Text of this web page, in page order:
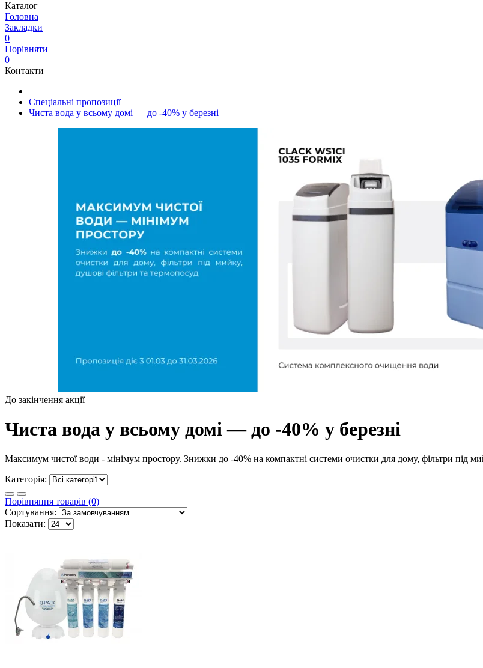
Каталог
Головна
Закладки
0
Порівняти
0
Контакти
Спеціальні пропозиції
Чиста вода у всьому домі — до -40% у березні
До закінчення акції
Чиста вода у всьому домі — до -40% у березні
Максимум чистої води - мінімум простору. Знижки до -40% на компактні системи очистки для дому, фільтри під
Категорія:
Порівняння товарів (0)
Сортування:
Показати: